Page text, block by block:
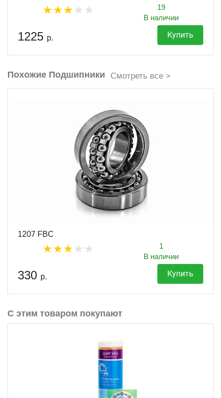
19
В наличии
1225 р. Купить
Похожие Подшипники Смотреть все >
1207 FBC
1
В наличии
330 р. Купить
С этим товаром покупают